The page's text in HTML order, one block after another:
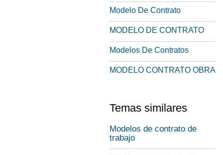
Modelo De Contrato
MODELO DE CONTRATO
Modelos De Contratos
MODELO CONTRATO OBRA
Temas similares
Modelos de contrato de
trabajo